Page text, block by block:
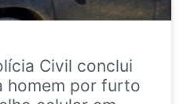
Civil conclui
homem por furto